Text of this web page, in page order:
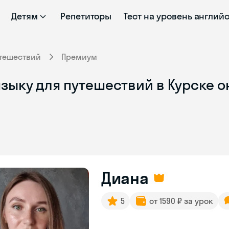
Детям Репетиторы Тест на уровень
Премиум
для путешествий в Курске
Диана
5 от 1590 ₽ за урок